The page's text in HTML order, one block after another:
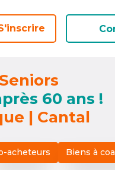
60 ans !
| Cantal
acheteurs Biens à